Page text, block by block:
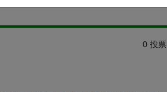
0 投票